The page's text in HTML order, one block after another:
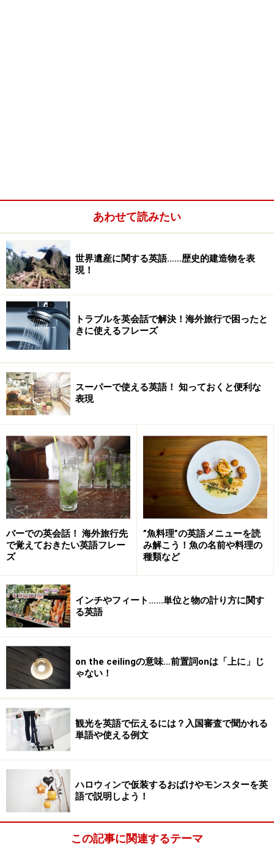
あわせて読みたい
世界遺産に関する英語……歴史的建造物を表
現！
トラブルを英会話で解決！海外旅行で困ったと
きに使えるフレーズ
スーパーで使える英語！ 知っておくと便利な
表現
バーでの英会話！ 海外旅行先
で覚えておきたい英語フレー
ズ
”魚料理”の英語メニューを読
み解こう！魚の名前や料理の
種類など
インチやフィート……単位と物の計り方に関す
る英語
on the ceilingの意味…前置詞onは「上に」じ
ゃない！
観光を英語で伝えるには？入国審査で聞かれる
単語や使える例文
ハロウィンで仮装するおばけやモンスターを英
語で説明しよう！
この記事に関連するテーマ